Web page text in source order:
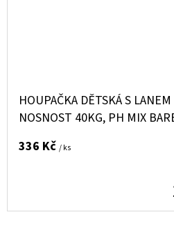
HOUPAČKA DĚTSKÁ S
NOSNOST 40KG, PH MIX
336 Kč / ks